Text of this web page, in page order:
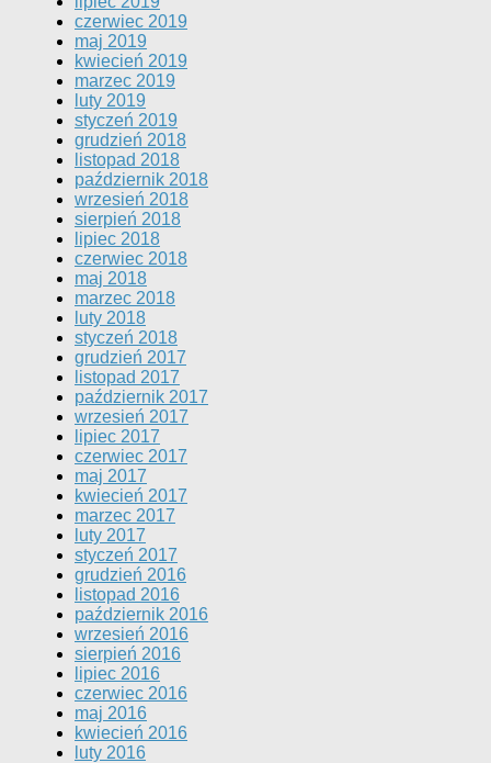
czerwiec 2019
maj 2019
kwiecień 2019
marzec 2019
luty 2019
styczeń 2019
grudzień 2018
listopad 2018
październik 2018
wrzesień 2018
sierpień 2018
lipiec 2018
czerwiec 2018
maj 2018
marzec 2018
luty 2018
styczeń 2018
grudzień 2017
listopad 2017
październik 2017
wrzesień 2017
lipiec 2017
czerwiec 2017
maj 2017
kwiecień 2017
marzec 2017
luty 2017
styczeń 2017
grudzień 2016
listopad 2016
październik 2016
wrzesień 2016
sierpień 2016
lipiec 2016
czerwiec 2016
maj 2016
kwiecień 2016
luty 2016